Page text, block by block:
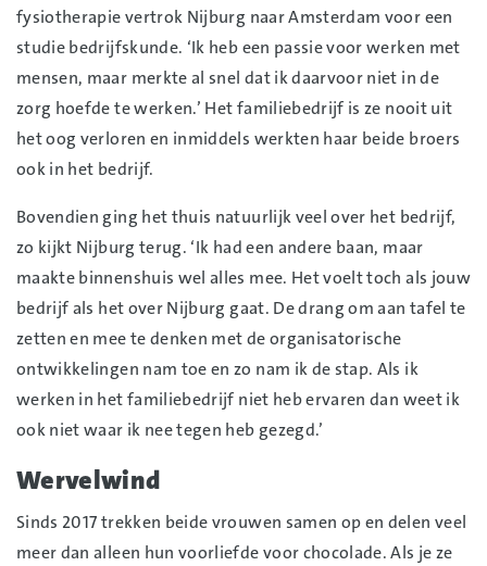
fysiotherapie vertrok Nijburg naar Amsterdam voor een
studie bedrijfskunde. ‘Ik heb een passie voor werken met
mensen, maar merkte al snel dat ik daarvoor niet in de
zorg hoefde te werken.’ Het familiebedrijf is ze nooit uit
het oog verloren en inmiddels werkten haar beide broers
ook in het bedrijf.
Bovendien ging het thuis natuurlijk veel over het bedrijf,
zo kijkt Nijburg terug. ‘Ik had een andere baan, maar
maakte binnenshuis wel alles mee. Het voelt toch als jouw
bedrijf als het over Nijburg gaat. De drang om aan tafel te
zetten en mee te denken met de organisatorische
ontwikkelingen nam toe en zo nam ik de stap. Als ik
werken in het familiebedrijf niet heb ervaren dan weet ik
ook niet waar ik nee tegen heb gezegd.’
Wervelwind
Sinds 2017 trekken beide vrouwen samen op en delen veel
meer dan alleen hun voorliefde voor chocolade. Als je ze